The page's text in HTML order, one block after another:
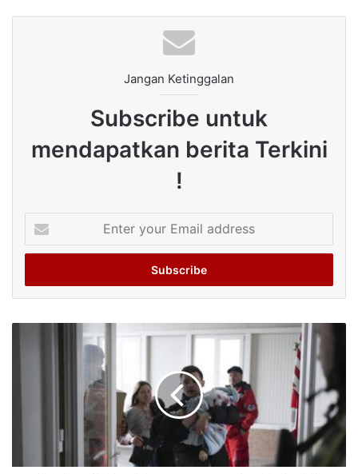
Jangan Ketinggalan
Subscribe untuk
mendapatkan berita Terkini
!
your
Email